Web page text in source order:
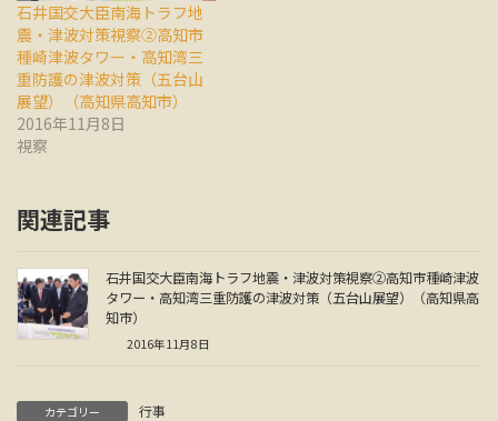
石井国交大臣南海トラフ地
震・津波対策視察②高知市
種崎津波タワー・高知湾三
重防護の津波対策（五台山
展望）（高知県高知市）
2016年11月8日
視察
関連記事
石井国交大臣南海トラフ地震・津波対策視察②高知市種崎津波
タワー・高知湾三重防護の津波対策（五台山展望）（高知県高
知市）
2016年11月8日
カテゴリー 行事